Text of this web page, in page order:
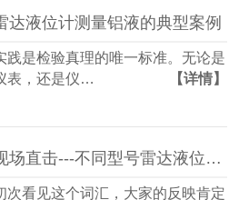
达液位计测量铝液的典型案例
践是检验真理的唯一标准。无论是
表，还是仪…
【详情】
现场直击---不同型号雷达液位计在反应釜的应用
次看见这个词汇，大家的反映肯定